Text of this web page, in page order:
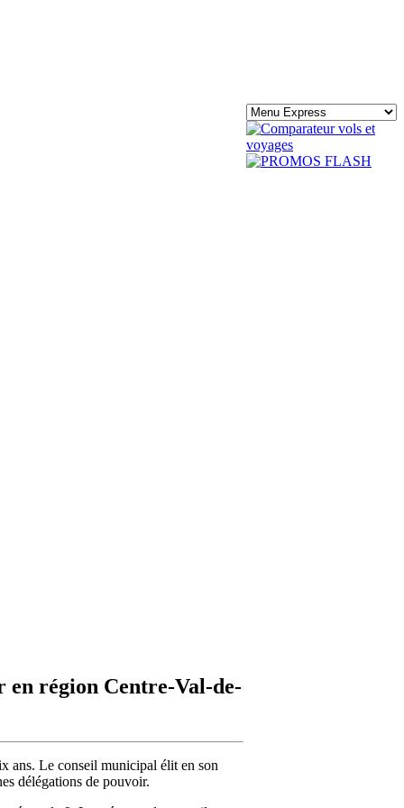
en région Centre-Val-de-
ans. Le conseil municipal élit en son
délégations de pouvoir.